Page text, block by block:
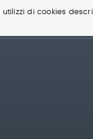
di cookies